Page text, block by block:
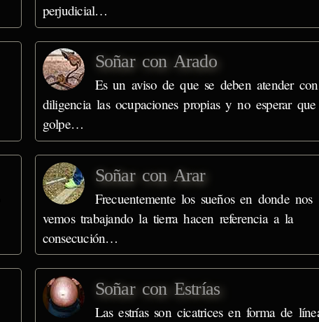
perjudicial…
Soñar con Arado
Es un aviso de que se deben atender con
diligencia las ocupaciones propias y no esperar
golpe…
Soñar con Arar
Frecuentemente los sueños en donde nos
vemos trabajando la tierra hacen referencia a la
consecución…
Soñar con Estrías
Las estrías son cicatrices en forma de